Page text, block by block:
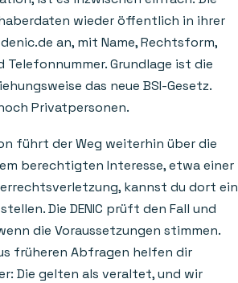
wieder öffentlich in ihrer
an, mit Name, Rechtsform,
Telefonnummer. Grundlage ist die
das neue BSI-Gesetz.
Privatpersonen.
führt der Weg weiterhin über die
berechtigten Interesse, etwa einer
kannst du dort ein
Die DENIC prüft den Fall und
die Voraussetzungen stimmen.
früheren Abfragen helfen dir
Die gelten als veraltet, und wir